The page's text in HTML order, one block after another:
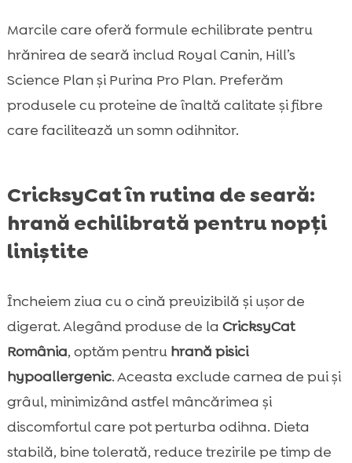
Marcile care oferă formule echilibrate pentru
hrănirea de seară includ Royal Canin, Hill’s
Science Plan și Purina Pro Plan. Preferăm
produsele cu proteine de înaltă calitate și fibre
care facilitează un somn odihnitor.
CricksyCat în rutina de seară:
hrană echilibrată pentru nopți
liniștite
Încheiem ziua cu o cină previzibilă și ușor de
digerat. Alegând produse de la CricksyCat
România, optăm pentru hrană pisici
hypoallergenic. Aceasta exclude carnea de pui și
grâul, minimizând astfel mâncărimea și
discomfortul care pot perturba odihna. Dieta
stabilă, bine tolerată, reduce trezirile pe timp de